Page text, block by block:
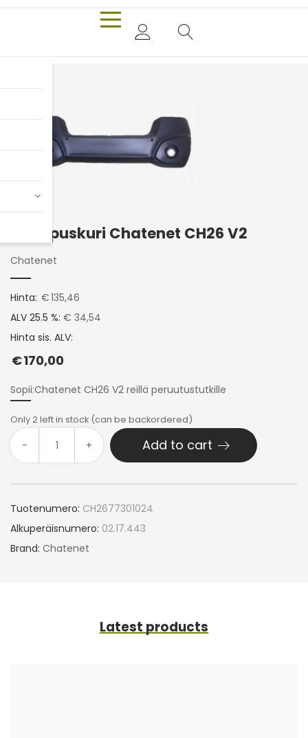
Takapuskuri Chatenet CH26 V2
Chatenet
Hinta: €135,46
ALV 25.5 %: € 34,54
Hinta sis. ALV:
€170,00
Sopii:Chatenet CH26 V2 reillä peruutustutkille
Only 2 left in stock (can be backordered)
- + Add to cart
Tuotenumero: CH2677301024
Alkuperäisnumero: 02.17.443
Brand: Chatenet
Latest products